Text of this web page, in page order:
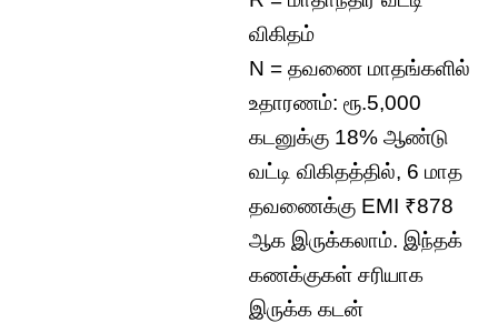
விகிதம்
N = தவணை மாதங்களில்
உதாரணம்: ரூ.5,000
கடனுக்கு 18% ஆண்டு
வட்டி விகிதத்தில், 6 மாத
தவணைக்கு EMI ₹878
ஆக இருக்கலாம். இந்தக்
கணக்குகள் சரியாக
இருக்க கடன்